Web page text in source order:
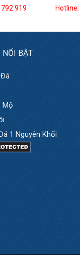
919
BẬT
Mộ
1 Nguyên Khối